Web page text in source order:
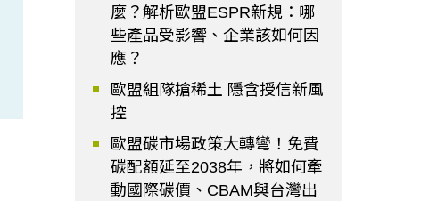
麼？解析歐盟ESPR新規：哪
些產品受影響、企業該如何因
應？
歐盟組隊搶稀土 隱含授信新風
控
歐盟碳市場政策大轉彎！免費
碳配額延至2038年，將如何牽
動國際碳價、CBAM與台灣出